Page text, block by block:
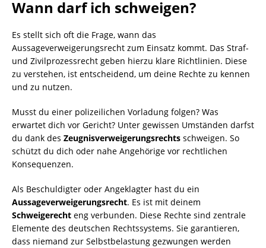
Wann darf ich schweigen?
Es stellt sich oft die Frage, wann das
Aussageverweigerungsrecht zum Einsatz kommt. Das Straf-
und Zivilprozessrecht geben hierzu klare Richtlinien. Diese
zu verstehen, ist entscheidend, um deine Rechte zu kennen
und zu nutzen.
Musst du einer polizeilichen Vorladung folgen? Was
erwartet dich vor Gericht? Unter gewissen Umständen darfst
du dank des Zeugnisverweigerungsrechts schweigen. So
schützt du dich oder nahe Angehörige vor rechtlichen
Konsequenzen.
Als Beschuldigter oder Angeklagter hast du ein
Aussageverweigerungsrecht. Es ist mit deinem
Schweigerecht eng verbunden. Diese Rechte sind zentrale
Elemente des deutschen Rechtssystems. Sie garantieren,
dass niemand zur Selbstbelastung gezwungen werden